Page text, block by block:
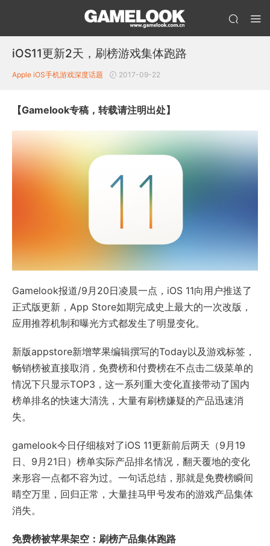
iOS11更新2天，刷榜游戏集体跑路
Apple iOS手机游戏深度话题 2017-09-22
【Gamelook专稿，转载请注明出处】
Gamelook报道/9月20日凌晨一点，iOS 11向用户推送了
正式版更新，App Store如期完成史上最大的一次改版，
应用推荐机制和曝光方式都发生了明显变化。
新版appstore新增苹果编辑撰写的Today以及游戏标签，
畅销榜被直接取消，免费榜和付费榜在不点击二级菜单的
情况下只显示TOP3，这一系列重大变化直接带动了国内
榜单排名的快速大清洗，大量有刷榜嫌疑的产品迅速消
失。
gamelook今日仔细核对了iOS 11更新前后两天（9月19
日、9月21日）榜单实际产品排名情况，翻天覆地的变化
来形容一点都不容为过。一句话总结，那就是免费榜瞬间
晴空万里，回归正常，大量挂马甲号发布的游戏产品集体
消失。
免费榜被苹果架空：刷榜产品集体跑路